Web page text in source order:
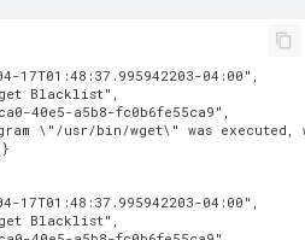
17T01:48:37.995942203-04:00",
Blacklist",
40e5-a5b8-fc0b6fe55ca9",
\"/usr/bin/wget\" was
17T01:48:37.995942203-04:00",
Blacklist",